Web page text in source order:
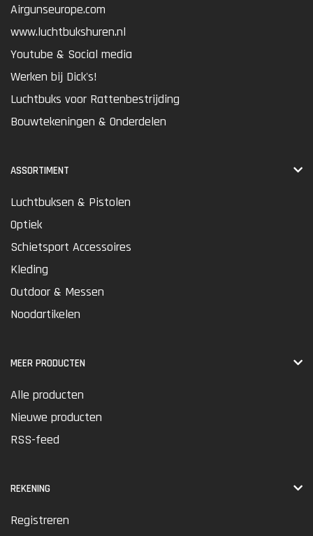
Airgunseurope.com
www.luchtbukshuren.nl
Youtube & Social media
Werken bij Dick's!
Luchtbuks voor Rattenbestrijding
Bouwtekeningen & Onderdelen
ASSORTIMENT
Luchtbuksen & Pistolen
Optiek
Schietsport Accessoires
Kleding
Outdoor & Messen
Noodartikelen
MEER PRODUCTEN
Alle producten
Nieuwe producten
RSS-feed
REKENING
Registreren